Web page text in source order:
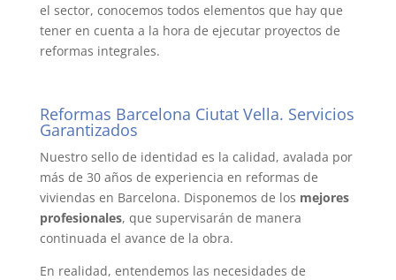
el sector, conocemos todos elementos que hay que
tener en cuenta a la hora de ejecutar proyectos de
reformas integrales.
Reformas Barcelona Ciutat Vella. Servicios
Garantizados
Nuestro sello de identidad es la calidad, avalada por
más de 30 años de experiencia en reformas de
viviendas en Barcelona. Disponemos de los mejores
profesionales, que supervisarán de manera
continuada el avance de la obra.
En realidad, entendemos las necesidades de